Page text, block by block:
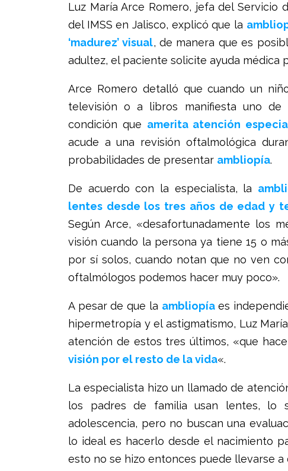
Luz María Arce Romero, jefa del Servicio
del IMSS en Jalisco, explicó que la
‘madurez’ visual, de manera que es
adultez, el paciente solicite ayuda médica
Arce Romero detalló que cuando un
televisión o a libros manifiesta uno de
condición que amerita atención
acude a una revisión oftalmológica
probabilidades de presentar ambliopía.
De acuerdo con la especialista, la
lentes desde los tres años de edad y
Según Arce, «desafortunadamente los
visión cuando la persona ya tiene 15 o
por sí solos, cuando notan que no ven
oftalmólogos podemos hacer muy poco».
A pesar de que la ambliopíaes
hipermetropía y el astigmatismo, Luz
atención de estos tres últimos, «que
visión por el resto de la vida«.
La especialista hizo un llamado de
los padres de familia usan lentes, lo
adolescencia, pero no buscan una
lo ideal es hacerlo desde el nacimiento
esto no se hizo entonces puede llevarse